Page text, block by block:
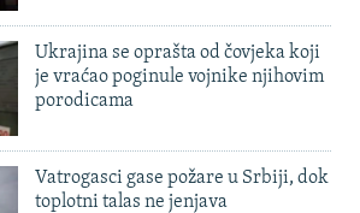
Ukrajina se oprašta od čovjeka koji
je vraćao poginule vojnike njihovim
porodicama
Vatrogasci gase požare u Srbiji, dok
toplotni talas ne jenjava